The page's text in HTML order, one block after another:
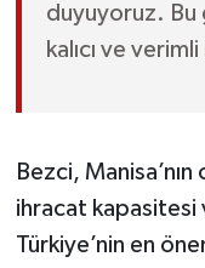
duyuyoruz. Bu
kalıcı ve
Bezci,
ihracat kapasitesi
Türkiye’nin en